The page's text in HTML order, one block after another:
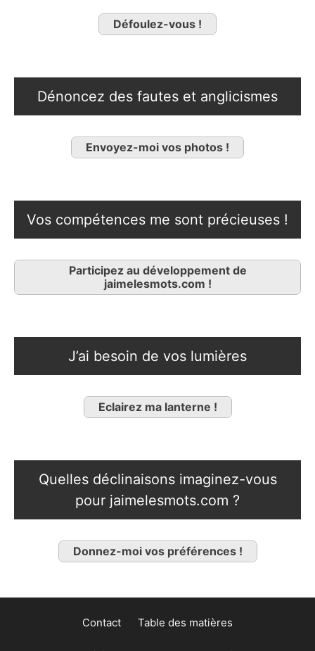
Défoulez-vous !
Dénoncez des fautes et anglicismes
Envoyez-moi vos photos !
Vos compétences me sont précieuses !
Participez au développement de
jaimelesmots.com !
J’ai besoin de vos lumières
Eclairez ma lanterne !
Quelles déclinaisons imaginez-vous
pour jaimelesmots.com ?
Donnez-moi vos préférences !
Contact Table des matières